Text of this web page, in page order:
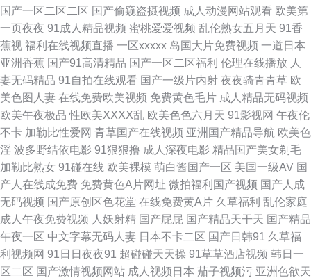
人人操 伊人大相交在线观看 亚洲色图第三页 好看的中文字幕最新中文字幕
经典 早川濑奈子 日韩肏道 久久换妻 在线免费看大片 91探花在线观看 国产
伪娘av 五月婷91V兔子传媒 日逼国产视频 丁香五月天野狼社区 天美传媒交
换2 国产TS视频 不卡国产 日韩免费ab 午夜剧场福利 97超碰操热人人操 青
青草社区视频 午夜剧场999 AV自拍网 97青青草超碰 韩国婷婷丁香五月 人妖
AV资源网 欧美AA潮喷 碰碰爱射的视频在线观看 九九热这里只 青青草网站在
线 91福利社 日本欧美电影 午夜影院美女 日韩欧美h 91真人实操 黄色aa国产
观看 亚洲午夜无码入口久久 少妇午夜影院 国产不卡专区免费 天天干天天天
国产一区二区二区 国产偷窥盗摄视频 成人动漫网站观看 欧美第
一页夜夜 91成人精品视频 蜜桃爱爱视频 乱伦熟女五月天 91香
蕉视 福利在线视频直播 一区xxxxx 岛国大片免费视频 一道日本
亚洲香蕉 国产91高清精品 国产一区二区福利 伦理在线播放 人
妻无码精品 91自拍在线观看 国产一级片内射 夜夜骑青青草 欧
美色图人妻 在线免费欧美视频 免费黄色毛片 成人精品无码视频
欧美午夜极品 性欧美ⅩⅩⅩⅩ乱 欧美色色六月天 91影视网 午夜伦
不卡 加勒比性爱网 青草国产在线视频 亚洲国产精品导航 欧美色
淫 波多野结依电影 91狠狠撸 成人深夜电影 精品国产美女剃毛
加勒比熟女 91碰在线 欧美裸模 萌白酱国产一区 美国一级AV 国
产人在线成免费 免费黄色A片网址 微拍福利国产视频 国产人成
无码视频 国产原创区色花堂 在线免费黄A片 久草福利 乱伦家庭
成人午夜免费视频 人妖射精 国产屁屁 国产精品天干天 国产精品
午夜一区 中文字幕无码人妻 日本不卡二区 国产日韩91 久草福
利视频网 91日日夜夜91 超碰碰天天操 91草草酒店视频 韩日一
区二区 国产激情视频网站 成人视频日本 茄子视频污 亚洲色欲天